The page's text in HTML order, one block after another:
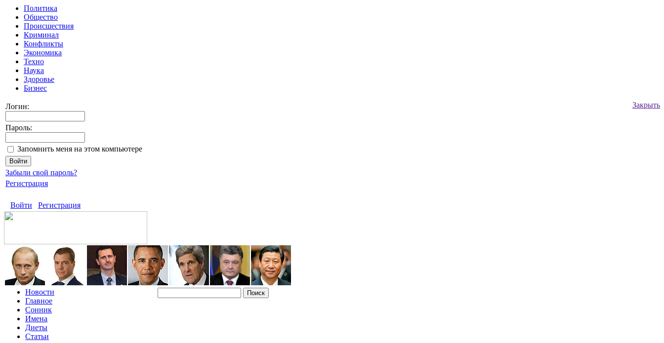
Политика
Общество
Происшествия
Криминал
Конфликты
Экономика
Техно
Наука
Здоровье
Бизнес
Закрыть
Логин:
Пароль:
Запомнить меня на этом компьютере
Забыли свой пароль?
Регистрация
Войти Регистрация
Новости
Главное
Сонник
Имена
Диеты
Статьи